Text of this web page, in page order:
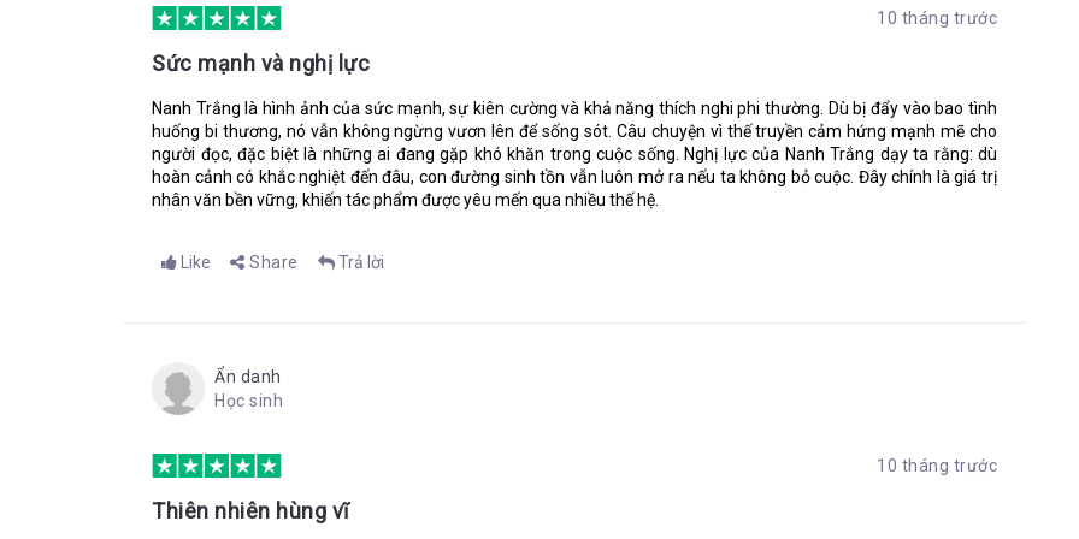
cũng có cảm xúc, và đôi khi tình cảm của chúng còn vĩ đại hơn gấp nhiều lần mà chúng ta có thể tưởng tượng
cái thiện trong cuộc sống. Dù cho phải trải qua với bao đau đớn kinh hoàng, Nanh Trắng vẫn luôn sẵn lòng tin
tưởng một lần nữa vào sức mạnh của tình yêu thương thực sự để vượt qua vết thương sâu sắc trong quá khứ.
Còn bạn thì sao, bạn có cảm giác xúc động đến run người, không kìm được dòng cảm xúc tuôn trào khắp cơ thể
mình khi vừa trải qua những cung bậc cảm xúc tuyệt vời của “Nanh Trắng” hay không? Chia sẻ cho chúng tôi biết
Theo dõi fanpage của
https://www.facebook.com/bookademy.vn/
link:https://goo.gl/forms/7pGl3eYeudJ3jXIE3
10 tháng trước
Sức mạnh và nghị lực
Nanh Trắng là hình ảnh của sức mạnh, sự kiên cường và khả năng thích nghi phi thường. Dù bị đẩy vào bao tình
huống bi thương, nó vẫn không ngừng vươn lên để sống sót. Câu chuyện vì thế truyền cảm hứng mạnh mẽ cho
người đọc, đặc biệt là những ai đang gặp khó khăn trong cuộc sống. Nghị lực của Nanh Trắng dạy ta rằng: dù
hoàn cảnh có khắc nghiệt đến đâu, con đường sinh tồn vẫn luôn mở ra nếu ta không bỏ cuộc. Đây chính là giá trị
nhân văn bền vững, khiến tác phẩm được yêu mến qua nhiều thế hệ.
Like Share Trả lời
Ẩn danh
Học sinh
10 tháng trước
Thiên nhiên hùng vĩ